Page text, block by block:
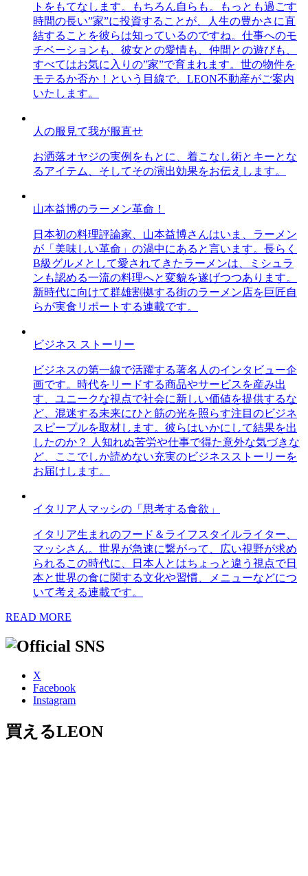
トをもてなします。もちろん自らも。もっとも過ごす
時間の長い”家”に投資することが、人生の豊かさに直
結することを彼らは知っているのですね。仕事へのモ
チベーションも、彼女との愛情も、仲間との遊びも、
すべてはお気に入りの”家”で育まれます。世の物件を
モテるか否か！という目線で、LEON不動産がご案内
いたします。
人の服見て我が服直せ
お洒落オヤジの実例をもとに、着こなし術とキーとな
るアイテム、そしてその演出効果をお伝えします。
山本益博のラーメン革命！
日本初の料理評論家、山本益博さんはいま、ラーメン
が「美味しい革命」の渦中にあると言います。長らく
B級グルメとして愛されてきたラーメンは、ミシュラ
ンも認める一流の料理へと変貌を遂げつつあります。
新時代に向けて群雄割拠する街のラーメン店を巨匠自
らが実食リポートする連載です。
ビジネス ストーリー
ビジネスの第一線で活躍する著名人のインタビュー企
画です。時代をリードする商品やサービスを産み出
す、ユニークな視点で社会に新しい価値を提供するな
ど、混迷する未来にひと筋の光を照らす注目のビジネ
スピープルを取材します。彼らはいかにして結果を出
したのか？ 人知れぬ苦労や仕事で得た意外な気づきな
ど、ここでしか読めない充実のビジネスストーリーを
お届けします。
イタリア人マッシの「思考する食欲」
イタリア生まれのフード＆ライフスタイルライター、
マッシさん。世界が急速に繋がって、広い視野が求め
られるこの時代に、日本人とはちょっと違う視点で日
本と世界の食に関する文化や習慣、メニューなどにつ
いて考える連載です。
READ MORE
X
Facebook
Instagram
買えるLEON